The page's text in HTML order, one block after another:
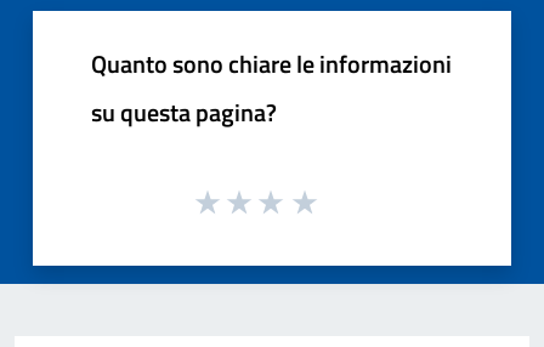
Quanto sono chiare le informazioni
su questa pagina?